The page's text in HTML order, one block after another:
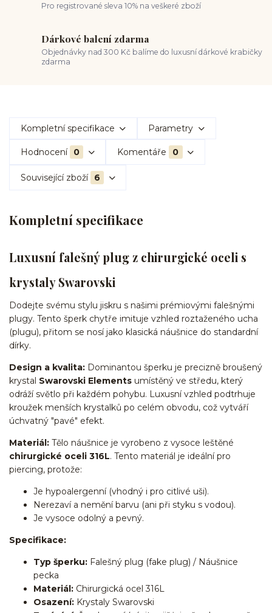
Pro registrované sleva 10% na veškeré zboží
Dárkové balení zdarma
Objednávky nad 300 Kč balíme do luxusní dárkové krabičky
zdarma
Kompletní specifikace Parametry
Hodnocení 0 Komentáře 0
Související zboží 6
Kompletní specifikace
Luxusní falešný plug z chirurgické oceli s
krystaly Swarovski
Dodejte svému stylu jiskru s našimi prémiovými falešnými
plugy. Tento šperk chytře imituje vzhled roztaženého ucha
(plugu), přitom se nosí jako klasická náušnice do standardní
dírky.
Design a kvalita: Dominantou šperku je precizně broušený
krystal Swarovski Elements umístěný ve středu, který
odráží světlo při každém pohybu. Luxusní vzhled podtrhuje
kroužek menších krystalků po celém obvodu, což vytváří
úchvatný "pavé" efekt.
Materiál: Tělo náušnice je vyrobeno z vysoce leštěné
chirurgické oceli 316L. Tento materiál je ideální pro
piercing, protože:
Je hypoalergenní (vhodný i pro citlivé uši).
Nerezaví a nemění barvu (ani při styku s vodou).
Je vysoce odolný a pevný.
Specifikace:
Typ šperku: Falešný plug (fake plug) / Náušnice
pecka
Materiál: Chirurgická ocel 316L
Osazení: Krystaly Swarovski